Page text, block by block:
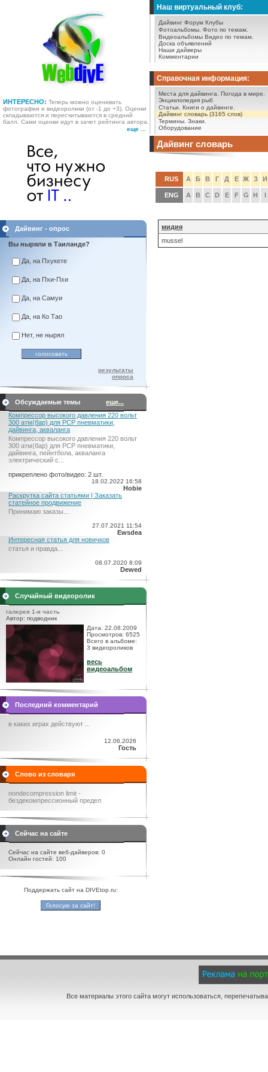
ИНТЕРЕСНО: Теперь можно оценивать
фотографии и видеоролики (от -1 до +3). Оценки
складываются и пересчитываются в средний
балл. Сами оценки идут в зачет рейтинга автора.
еще ...
Наш виртуальный клуб:
Дайвинг Форум Клубы
Фотоальбомы. Фото по темам.
Видеоальбомы Видео по темам.
Доска объявлений
Наши дайверы
Комментарии
Справочная информация:
Места для дайвинга.
Погода в мире.
Энциклопедия рыб
Статьи.
Книги о дайвинге.
Дайвинг словарь (3165 слов)
Термины. Знаки.
Оборудование
Дайвинг - опрос
Вы ныряли в Таиланде?
Да, на Пхукете
Да, на Пхи-Пхи
Да, на Самуи
Да, на Ко Тао
Нет, не нырял
результаты
опроса
Обсуждаемые темы
еще...
Компрессор высокого давления 220 вольт
300 атм(бар) для PCP пневматики,
дайвинга, акваланга
Компрессор высокого давления 220 вольт
300 атм(бар) для PCP пневматики,
дайвинга, пейнтбола, акваланга
электрический c...
прикреплено фото/видео: 2 шт.
18.02.2022 16:58
Hobie
Раскрутка сайта статьями | Заказать
статейное продвижение
Принимаю заказы...
27.07.2021 11:54
Ewsdea
Интересная статья для новичков
статья и правда...
08.07.2020 8:09
Dewed
Случайный видеоролик
галерея 1-я часть
Автор: подводник
Дата: 22.08.2009
Просмотров: 6525
Всего в альбоме:
3 видеороликов
весь
видеоальбом
Последний комментарий
в каких играх действуют ...
12.06.2026
Гость
Слово из словаря
nondecompression limit -
бездекомпрессионный предел
Сейчас на сайте
Сейчас на сайте веб-дайверов: 0
Онлайн гостей: 100
Поддержать сайт на DIVEtop.ru:
Дайвинг словарь
RUS А Б В Г Д Е Ж З И
ENG A B C D E F G H I
мидия
mussel
Все материалы этого сайта могут использоваться,